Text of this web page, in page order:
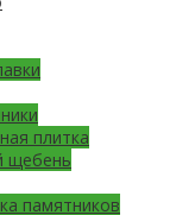
плитка
щебень
памятников